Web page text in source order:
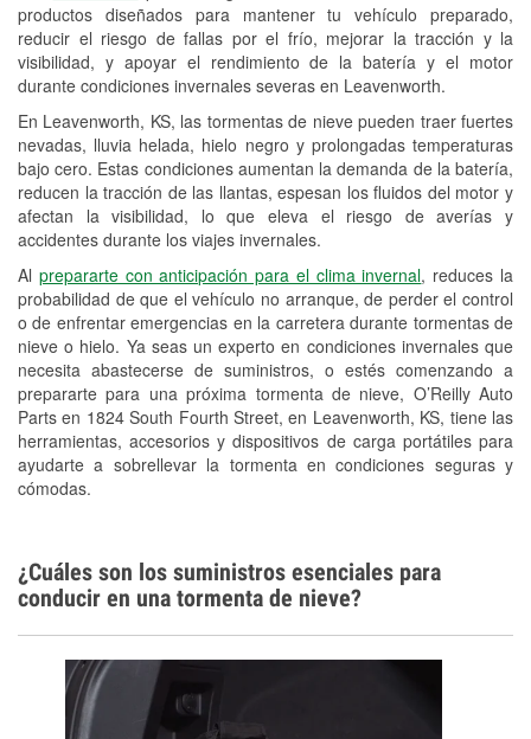
productos diseñados para mantener tu vehículo preparado,
reducir el riesgo de fallas por el frío, mejorar la tracción y la
visibilidad, y apoyar el rendimiento de la batería y el motor
durante condiciones invernales severas en Leavenworth.
En Leavenworth, KS, las tormentas de nieve pueden traer fuertes
nevadas, lluvia helada, hielo negro y prolongadas temperaturas
bajo cero. Estas condiciones aumentan la demanda de la batería,
reducen la tracción de las llantas, espesan los fluidos del motor y
afectan la visibilidad, lo que eleva el riesgo de averías y
accidentes durante los viajes invernales.
Al prepararte con anticipación para el clima invernal, reduces la
probabilidad de que el vehículo no arranque, de perder el control
o de enfrentar emergencias en la carretera durante tormentas de
nieve o hielo. Ya seas un experto en condiciones invernales que
necesita abastecerse de suministros, o estés comenzando a
prepararte para una próxima tormenta de nieve, O’Reilly Auto
Parts en 1824 South Fourth Street, en Leavenworth, KS, tiene las
herramientas, accesorios y dispositivos de carga portátiles para
ayudarte a sobrellevar la tormenta en condiciones seguras y
cómodas.
Instalación de bombillas de faros
Instalación de limpiaparabrisas
Programa de Préstamo de
Herramientas
Mezcla de pinturas
Rectificación de tambores y discos de
freno
Mangueras hidráulicas a la medida
Snowstorm Supplies
Tornado Supplies
Conoce más
¿Cuáles son los suministros esenciales para
conducir en una tormenta de nieve?